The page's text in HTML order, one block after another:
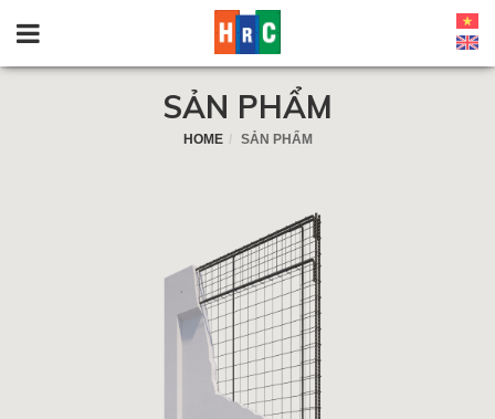
SẢN PHẨM
HOME SẢN PHẨM